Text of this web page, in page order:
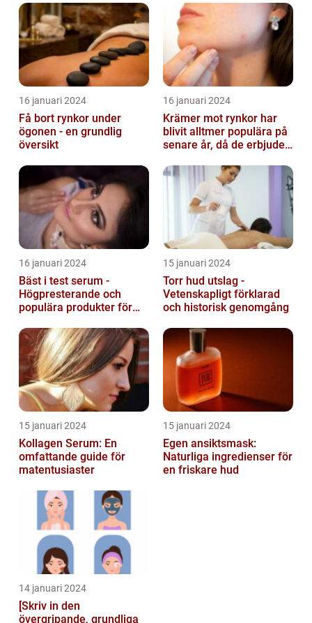
16 januari 2024
Få bort rynkor under
ögonen - en grundlig
översikt
16 januari 2024
Krämer mot rynkor har
blivit alltmer populära på
senare år, då de erbjuder
lösni...
16 januari 2024
Bäst i test serum -
Högpresterande och
populära produkter för
15 januari 2024
Torr hud utslag -
Vetenskapligt förklarad
och historisk genomgång
15 januari 2024
Kollagen Serum: En
omfattande guide för
matentusiaster
15 januari 2024
Egen ansiktsmask:
Naturliga ingredienser för
en friskare hud
14 januari 2024
[Skriv in den
övergripande, grundliga